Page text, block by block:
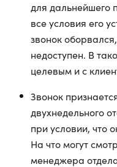
для дальнейшего
все условия его
звонок
недоступен. В
целевым и с
Звонок
двухнедельного
при условии, что
На что могут
менеджера